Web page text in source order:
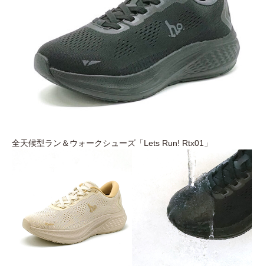
全天候型ラン＆ウォークシューズ「Lets Run! Rtx01」